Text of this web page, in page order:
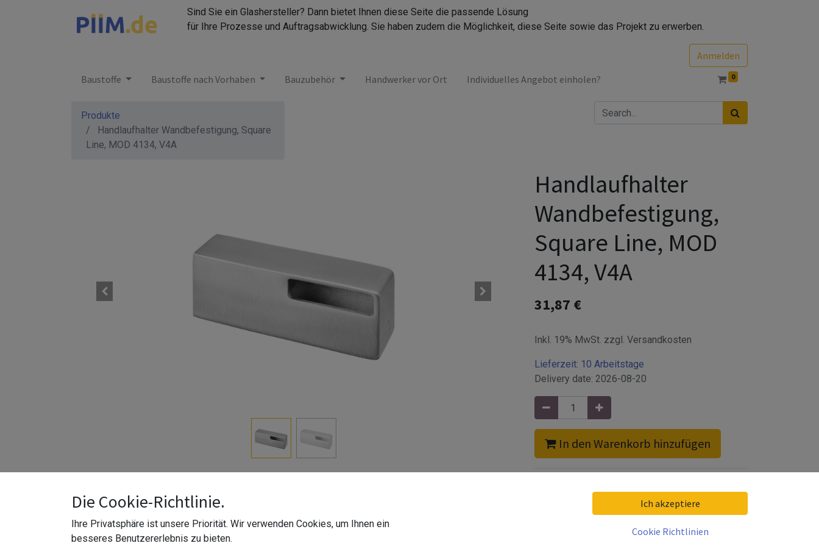
Sind Sie ein Glashersteller? Dann bietet Ihnen diese Seite die passende Lösung
für Ihre Prozesse und Auftragsabwicklung. Sie haben zudem die Möglichkeit, diese Seite sowie das Projekt zu erwerben.
Anmelden
Baustoffe
Baustoffe nach Vorhaben Bauzubehör Handwerker vor Ort Individuelles Angebot einholen? 0
Produkte
Handlaufhalter Wandbefestigung, Square
Line, MOD 4134, V4A
Handlaufhalter
Wandbefestigung,
Square Line, MOD
4134, V4A
31,87 €
Inkl. 19% MwSt. zzgl. Versandkosten
Lieferzeit: 10 Arbeitstage
Delivery date: 2026-08-20
In den Warenkorb hinzufügen
Durchmesser Bohrung Befestigungsseite Ø8,5 mm
Tiefe 25 mm
Höhe 39 mm
Material Edelstahl 316 (V4A)
Die Cookie-Richtlinie.
Ihre Privatsphäre ist unsere Priorität. Wir verwenden Cookies, um Ihnen ein
besseres Benutzererlebnis zu bieten.
Ich akzeptiere
Cookie Richtlinien